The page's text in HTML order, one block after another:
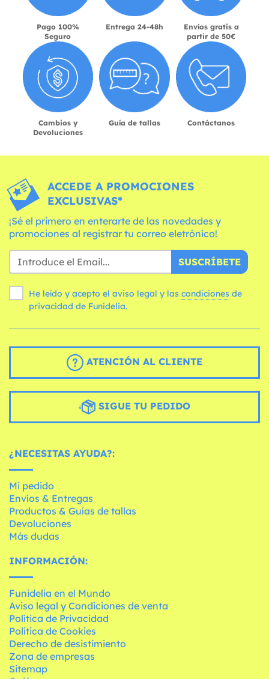
Pago 100%
Seguro
Entrega 24-48h
Envíos gratis a
partir de 50€
Cambios y
Devoluciones
Guía de tallas Contáctanos
ACCEDE A PROMOCIONES
EXCLUSIVAS*
¡Sé el primero en enterarte de las novedades y
promociones al registrar tu correo eletrónico!
SUSCRÍBETE
He leído y acepto el aviso legal y las condiciones
privacidad de Funidelia.
ATENCIÓN AL CLIENTE
SIGUE TU PEDIDO
¿NECESITAS AYUDA?:
Mi pedido
Envíos & Entregas
Productos & Guías de tallas
Devoluciones
Más dudas
INFORMACIÓN:
Funidelia en el Mundo
Aviso legal y Condiciones de venta
Política de Privacidad
Política de Cookies
Derecho de desistimiento
Zona de empresas
Sitemap